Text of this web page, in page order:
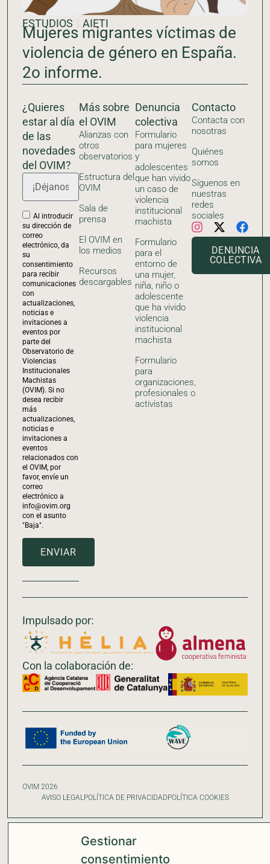
Gestionar
consentimiento
ESTUDIOS AIETI
Mujeres migrantes víctimas de
violencia de género en España.
2o informe.
¿Quieres
estar al día
de las
novedades
del OVIM?
Al introducir
su dirección de
correo
electrónico, da
su
consentimiento
para recibir
comunicaciones
con
actualizaciones,
noticias e
invitaciones a
eventos por
parte del
Observatorio de
Violencias
Institucionales
Machistas
(OVIM). Si no
desea recibir
más
actualizaciones,
noticias e
invitaciones a
eventos
relacionados con
el OVIM, por
favor, envíe un
correo
electrónico a
info@ovim.org
con el asunto
"Baja".
ENVIAR
Más sobre
el OVIM
Alianzas con
otros
observatorios
Estructura del
OVIM
Sala de
prensa
El OVIM en
los medios
Recursos
descargables
Denuncia
colectiva
Formulario
para mujeres
y
adolescentes
que han vivido
un caso de
violencia
institucional
machista
Formulario
para el
entorno de
una mujer,
niña, niño o
adolescente
que ha vivido
violencia
institucional
machista
Formulario
para
organizaciones,
profesionales o
activistas
Contacto
Contacta con
nosotras
Quiénes
somos
Síguenos en
nuestras
redes
sociales
DENUNCIA
COLECTIVA
Impulsado por:
Con la colaboración de:
OVIM 2026
AVISO LEGALPOLÍTICA DE PRIVACIDADPOLÍTICA COOKIES